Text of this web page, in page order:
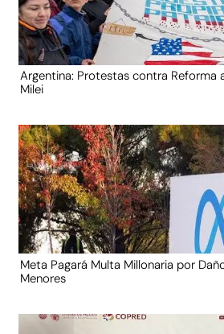
Argentina: Protestas contra Reforma
Milei
Meta Pagará Multa Millonaria por
Menores